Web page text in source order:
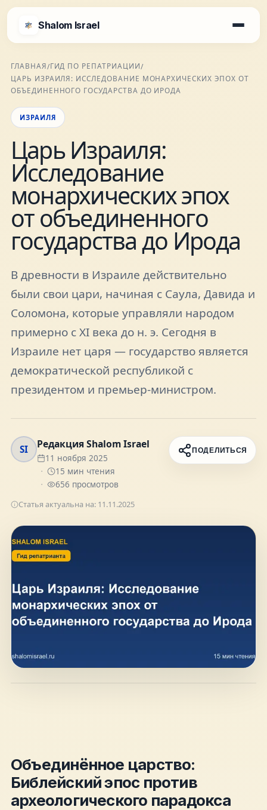
Shalom Israel
Блог
Афиша
Новости
Специалисты
Города
Получайте актуальные новости и советы о
жизни в Израиле
Подписаться
ГЛАВНАЯ/ГИД ПО РЕПАТРИАЦИИ/
ЦАРЬ ИЗРАИЛЯ: ИССЛЕДОВАНИЕ МОНАРХИЧЕСКИХ ЭПОХ ОТ
ОБЪЕДИНЕННОГО ГОСУДАРСТВА ДО ИРОДА
ИЗРАИЛЯ
Царь Израиля:
Исследование
монархических эпох
от объединенного
государства до Ирода
В древности в Израиле действительно
были свои цари, начиная с Саула, Давида и
Соломона, которые управляли народом
примерно с XI века до н. э. Сегодня в
Израиле нет царя — государство является
демократической республикой с
президентом и премьер-министром.
SI Редакция Shalom Israel
11 ноября 2025
15 мин чтения
656 просмотров
ПОДЕЛИТЬСЯ
Статья актуальна на: 11.11.2025
Объединённое царство:
Библейский эпос против
археологического парадокса